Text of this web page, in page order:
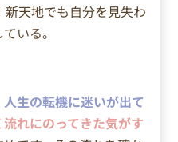
新天地でも自分を見失わ
いる。
人生の転機に迷いが出て
流れにのってきた気がす